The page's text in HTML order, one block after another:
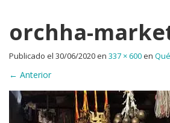
orchha-
Publicado el 30/06/2020en 337 × 600en
← Anterior